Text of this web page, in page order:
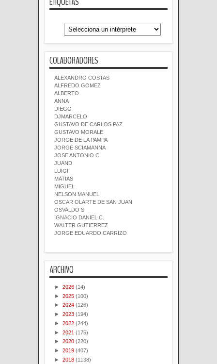
COLABORADORES
ALEXANDRO COSTAS
ALFREDO GOMEZ
ALBERTO
ANNA
DIEGO
DJMARCELO
GUSTAVO DE CARLOS PAZ
GUSTAVO MORALE
JORGE DE LA PAMPA
JORGE SCIAMANNA
JOSE ANTONIO C.
JUAND
LUIGI
MATIAS
MIGUEL
NELSON MANUEL
OSCAR OLARTE DE SAN JUAN
OSVALDO S.
IGNACIO DANIEL C.
WALTER GUTIERREZ
JORGE EDUARDO CARRIZO
ARCHIVO
► 2026 (14)
► 2025 (100)
► 2024 (126)
► 2023 (194)
► 2022 (244)
► 2021 (175)
► 2020 (220)
► 2019 (407)
► 2018 (1138)